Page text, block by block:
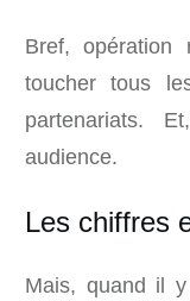
Bref, opération
toucher tous
partenariats.
audience.
Les chiffres
Mais, quand il